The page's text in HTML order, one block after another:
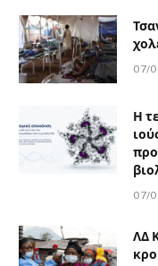
07/
Η
07/
ΛΔ